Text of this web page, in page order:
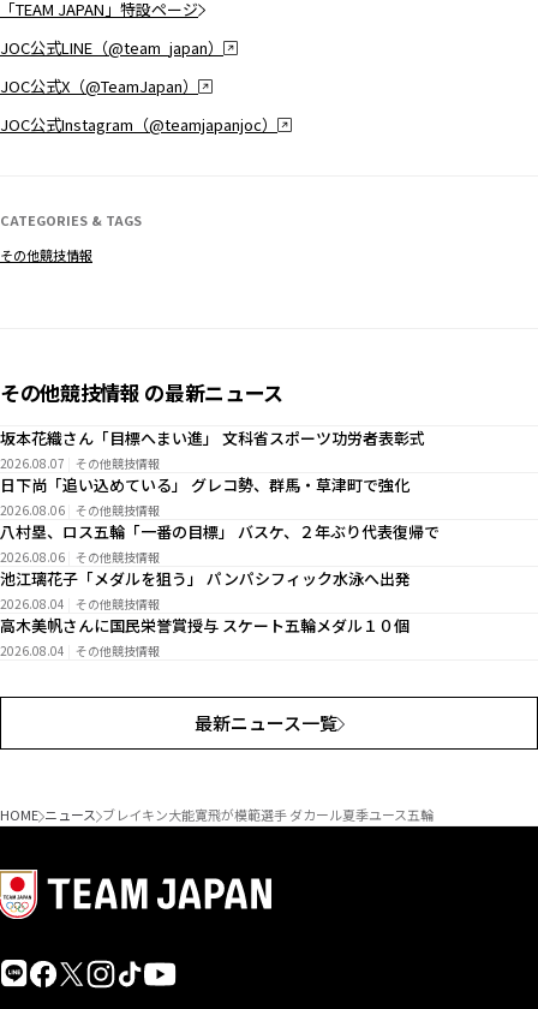
「TEAM JAPAN」特設ページ
JOC公式LINE（@team_japan）
JOC公式X（@TeamJapan）
JOC公式Instagram（@teamjapanjoc）
CATEGORIES & TAGS
その他競技情報
その他競技情報 の最新ニュース
坂本花織さん「目標へまい進」 文科省スポーツ功労者表彰式
2026.08.07 その他競技情報
日下尚「追い込めている」 グレコ勢、群馬・草津町で強化
2026.08.06 その他競技情報
八村塁、ロス五輪「一番の目標」 バスケ、２年ぶり代表復帰で
2026.08.06 その他競技情報
池江璃花子「メダルを狙う」 パンパシフィック水泳へ出発
2026.08.04 その他競技情報
高木美帆さんに国民栄誉賞授与 スケート五輪メダル１０個
2026.08.04 その他競技情報
最新ニュース一覧
HOME ニュース ブレイキン大能寛飛が模範選手 ダカール夏季ユース五輪